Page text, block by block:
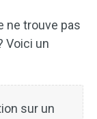
ne trouve pas
Voici un
sur un